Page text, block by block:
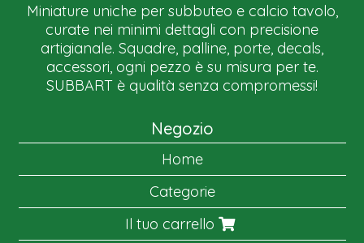
Miniature uniche per subbuteo e calcio tavolo,
curate nei minimi dettagli con precisione
artigianale. Squadre, palline, porte, decals,
accessori, ogni pezzo è su misura per te.
SUBBART è qualità senza compromessi!
Negozio
Home
Categorie
Il tuo carrello